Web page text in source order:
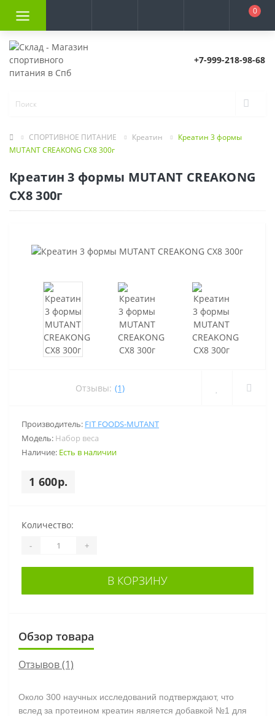
0
+7-999-218-98-68
СПОРТИВНОЕ ПИТАНИЕ Креатин
Креатин 3 формы
MUTANT CREAKONG CX8 300г
Креатин 3 формы MUTANT CREAKONG
CX8 300г
Отзывы: (1)
Производитель: FIT FOODS-MUTANT
Модель: Набор веса
Наличие: Есть в наличии
1 600р.
Количество:
- +
В КОРЗИНУ
Обзор товара
Отзывов (1)
Около 300 научных исследований подтверждают, что
вслед за протеином креатин является добавкой №1 для